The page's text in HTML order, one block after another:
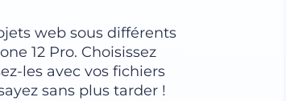
web sous différents
12 Pro. Choisissez
les avec vos fichiers
sans plus tarder !